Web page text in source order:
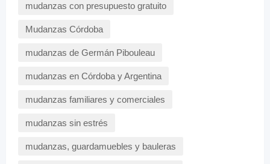
mudanzas con presupuesto gratuito
Mudanzas Córdoba
mudanzas de Germán Pibouleau
mudanzas en Córdoba y Argentina
mudanzas familiares y comerciales
mudanzas sin estrés
mudanzas, guardamuebles y bauleras